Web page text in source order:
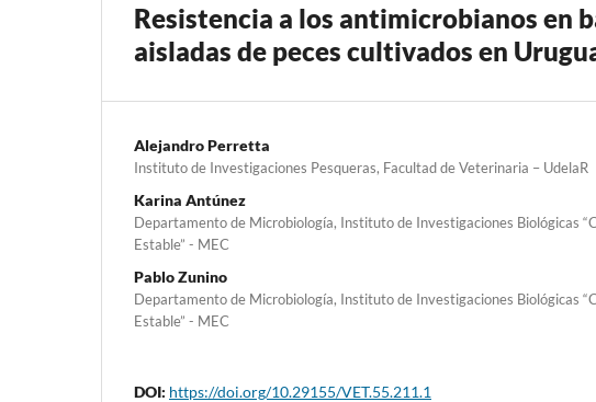
Resistencia a los antimicrobianos en
aisladas de peces cultivados en
Alejandro Perretta
Instituto de Investigaciones Pesqueras, Facultad de Veterinaria – UdelaR
Karina Antúnez
Departamento de Microbiología, Instituto de Investigaciones Biológicas
Estable” - MEC
Pablo Zunino
Departamento de Microbiología, Instituto de Investigaciones Biológicas
Estable” - MEC
DOI: https://doi.org/10.29155/VET.55.211.1